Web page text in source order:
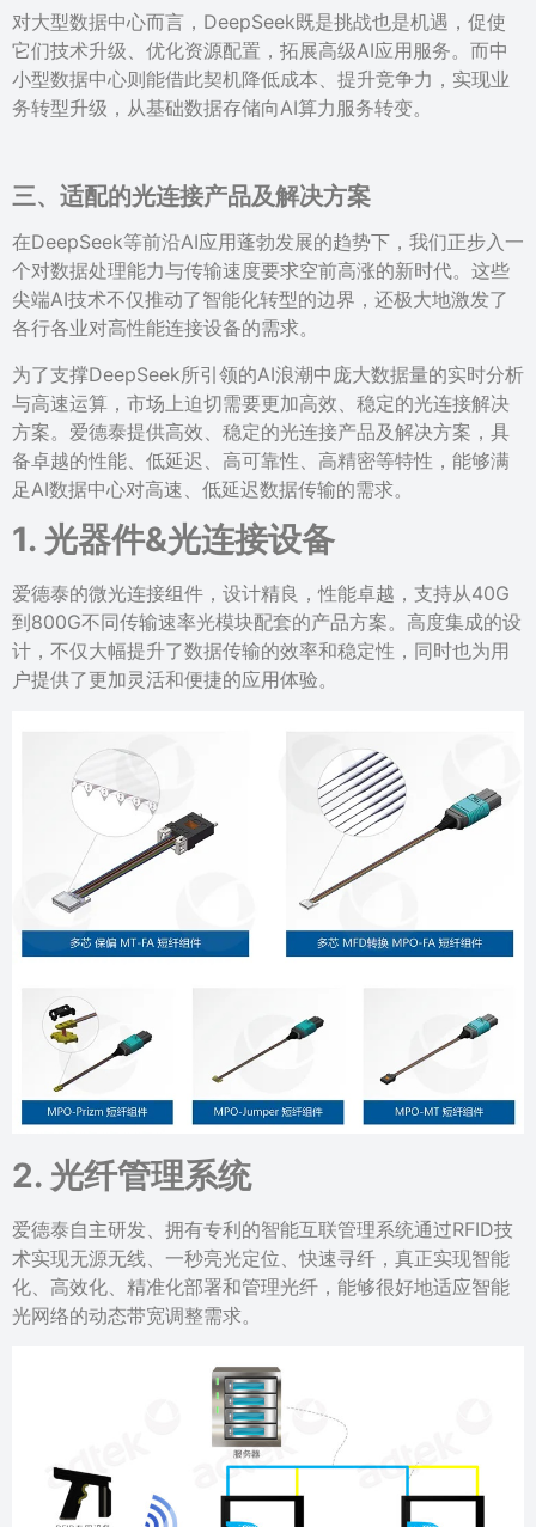
对大型数据中心而言，DeepSeek既是挑战也是机遇，促使
它们技术升级、优化资源配置，拓展高级AI应用服务。而中
小型数据中心则能借此契机降低成本、提升竞争力，实现业
务转型升级，从基础数据存储向AI算力服务转变。
三、 适配的光连接产品及解决方案
在DeepSeek等前沿AI应用蓬勃发展的趋势下，我们正步入一
个对数据处理能力与传输速度要求空前高涨的新时代。这些
尖端AI技术不仅推动了智能化转型的边界，还极大地激发了
各行各业对高性能连接设备的需求。
为了支撑DeepSeek所引领的AI浪潮中庞大数据量的实时分析
与高速运算，市场上迫切需要更加高效、稳定的光连接解决
方案。爱德泰提供高效、稳定的光连接产品及解决方案，具
备卓越的性能、低延迟、高可靠性、高精密等特性，能够满
足AI数据中心对高速、低延迟数据传输的需求。
1. 光器件&光连接设备
爱德泰的微光连接组件，设计精良，性能卓越，支持从40G
到800G不同传输速率光模块配套的产品方案。高度集成的设
计，不仅大幅提升了数据传输的效率和稳定性，同时也为用
户提供了更加灵活和便捷的应用体验。
2. 光纤管理系统
爱德泰自主研发、拥有专利的智能互联管理系统通过RFID技
术实现无源无线、一秒亮光定位、快速寻纤，真正实现智能
化、高效化、精准化部署和管理光纤，能够很好地适应智能
光网络的动态带宽调整需求。